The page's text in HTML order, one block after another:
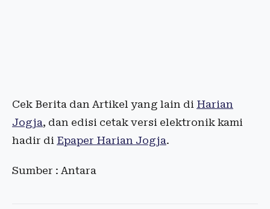
Cek Berita dan Artikel yang lain di Harian
Jogja, dan edisi cetak versi elektronik kami
hadir di Epaper Harian Jogja.
Sumber : Antara